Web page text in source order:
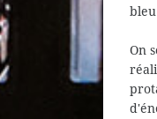
On